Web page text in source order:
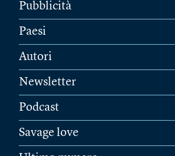
Pubblicità
Paesi
Autori
Newsletter
Podcast
Savage love